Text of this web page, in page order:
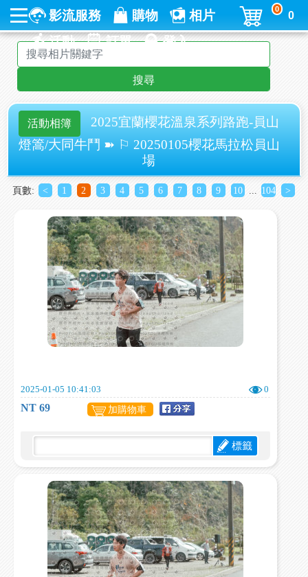
影流服務 購物
相片
活動
訂單 登入
0
0
搜尋
活動相簿
2025宜蘭櫻花溫泉系列路跑-員山
燈篙/大同牛鬥 ➽ ⚐ 20250105櫻花馬拉松員山
場
頁數: < 1 2 3 4 5 6 7 8 9 10 104 >
2025-01-05 10:41:03 0
NT 69 加購物車
標籤